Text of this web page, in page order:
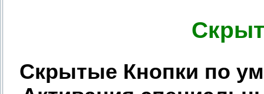
Скрытые Кнопки по